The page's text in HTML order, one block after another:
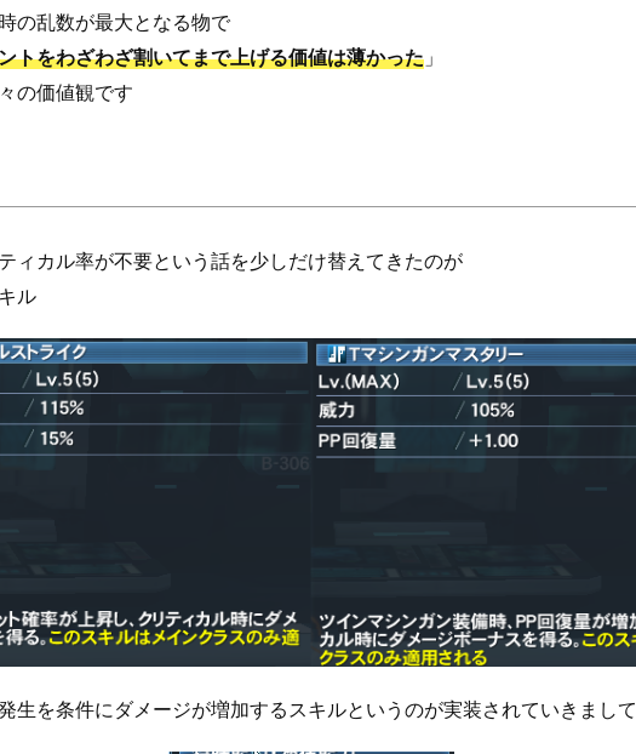
の乱数が最大となる物で
トをわざわざ割いてまで上げる価値は薄かった 」
の価値観です
ィカル率が不要という話を少しだけ替えてきたのが
ル
生を条件にダメージが増加するスキルというのが実装されていきまして